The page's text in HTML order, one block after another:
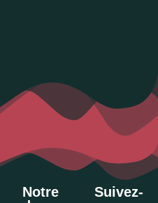
Notre
Suivez-